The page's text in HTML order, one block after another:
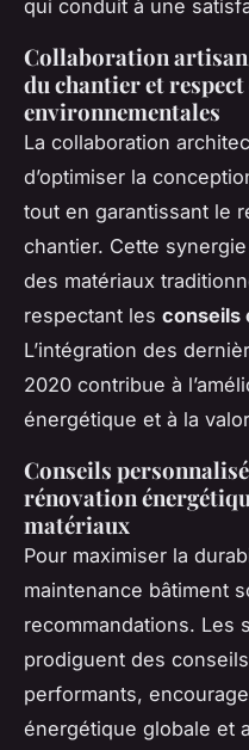
qui conduit à une
Collaboration
du chantier et
environnementales
La collaboration
d’optimiser la
tout en garantissant le
chantier. Cette
des matériaux
respectant les conseils
L’intégration des
2020 contribue à
énergétique et à la
Conseils
rénovation
matériaux
Pour maximiser la
maintenance bâtiment
recommandations. Les
prodiguent des
performants,
énergétique globale et